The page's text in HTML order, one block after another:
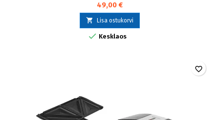
49,00 €
 Lisa ostukorvi
 Kesklaos
favorite_border